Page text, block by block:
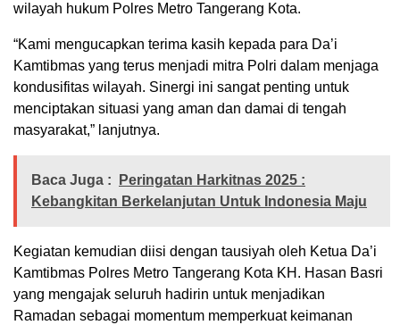
wilayah hukum Polres Metro Tangerang Kota.
“Kami mengucapkan terima kasih kepada para Da’i
Kamtibmas yang terus menjadi mitra Polri dalam menjaga
kondusifitas wilayah. Sinergi ini sangat penting untuk
menciptakan situasi yang aman dan damai di tengah
masyarakat,” lanjutnya.
Baca Juga :
Peringatan Harkitnas 2025 :
Kebangkitan Berkelanjutan Untuk Indonesia Maju
Kegiatan kemudian diisi dengan tausiyah oleh Ketua Da’i
Kamtibmas Polres Metro Tangerang Kota KH. Hasan Basri
yang mengajak seluruh hadirin untuk menjadikan
Ramadan sebagai momentum memperkuat keimanan